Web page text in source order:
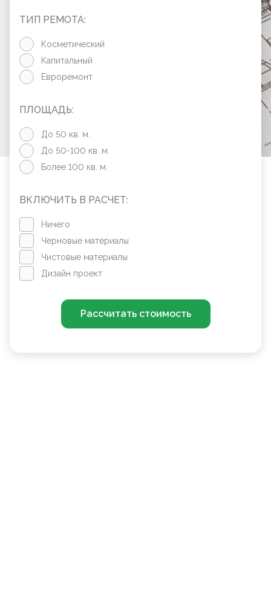
ТИП РЕМОТА:
Косметический
Капитальный
Евроремонт
ПЛОЩАДЬ:
До 50 кв. м.
До 50-100 кв. м.
Более 100 кв. м.
ВКЛЮЧИТЬ В РАСЧЕТ:
Ничего
Черновые материалы
Чистовые материалы
Дизайн проект
Рассчитать стоимость